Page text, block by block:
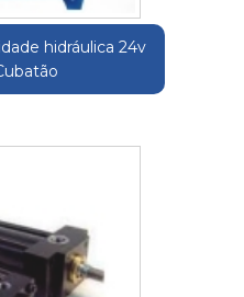
hidráulica 24v